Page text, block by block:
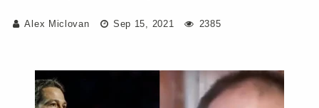
Alex Miclovan Sep 15, 2021 2385